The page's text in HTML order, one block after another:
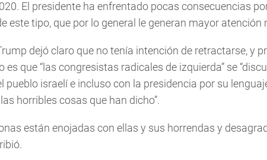
El presidente ha enfrentado pocas consecuencias
este tipo, que por lo general le generan mayor atención
dejó claro que no tenía intención de retractarse, y
es que “las congresistas radicales de izquierda” se
pueblo israelí e incluso con la presidencia por su
horribles cosas que han dicho”.
están enojadas con ellas y sus horrendas y